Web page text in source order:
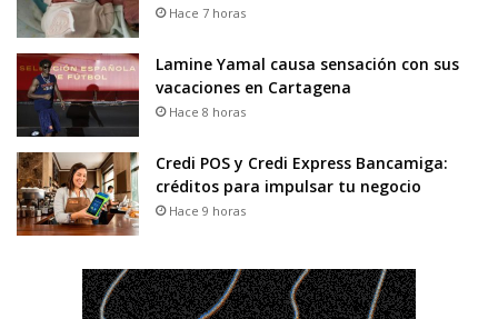
Hace 7 horas
Lamine Yamal causa sensación con sus
vacaciones en Cartagena
Hace 8 horas
Credi POS y Credi Express Bancamiga:
créditos para impulsar tu negocio
Hace 9 horas